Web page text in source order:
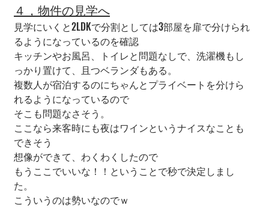
４，物件の見学へ
見学にいくと2LDKで分割としては3部屋を扉で分けられ
るようになっているのを確認
キッチンやお風呂、トイレと問題なしで、洗濯機もし
っかり置けて、且つベランダもある。
複数人が宿泊するのにちゃんとプライベートを分けら
れるようになっているので
そこも問題なさそう。
ここなら来客時にも夜はワインというナイスなことも
できそう
想像ができて、わくわくしたので
もうここでいいな！！ということで秒で決定しまし
た。
こういうのは勢いなのでｗ